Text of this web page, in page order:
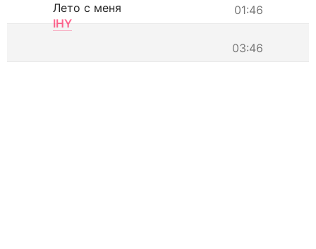
01:46
Лето с меня
IHY
03:46